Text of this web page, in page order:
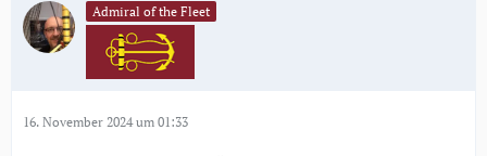
Admiral of the Fleet
16. November 2024 um 01:33